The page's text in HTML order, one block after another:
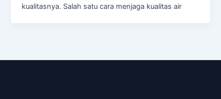
kualitasnya. Salah satu cara menjaga kualitas air